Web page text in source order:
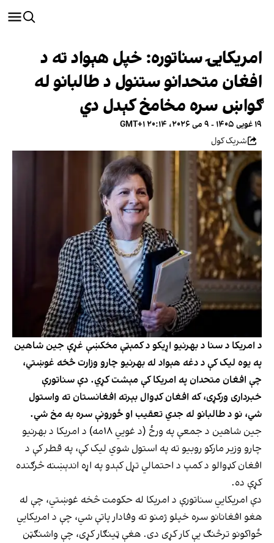
امریکایۍ سناتوره: خپل هېواد ته د
افغان متحدانو ستنول د طالبانو له
ګواښ سره مخامخ کېدل دي
۱۹ غویی ۱۴۰۵ - ۹ می ۲۰۲۶، ۲۰:۱۴ GMT+۱
شریک کول
د امریکا د سنا د بهرنیو اړیکو د کمېټې مخکښې غړې جین شاهین
په یوه لیک کې د دغه هېواد له بهرنیو چارو وزارت څخه غوښتي،
چې افغان متحدان په امریکا کې مېشت کړي. دې سناتورې
خبرداری ورکړی، که افغان کډوال بېرته افغانستان ته واستول
شي، نو د طالبانو له جدي تعقیب او ځورونې سره به مخ شي.
جین شاهین د جمعې په ورځ (د غویي ۱۸مه) د امریکا د بهرنیو
چارو وزیر مارکو روبیو ته په استول شوي لیک کې، په قطر کې د
افغان کډوالو د کمپ د احتمالي تړل کېدو په اړه اندېښنه څرګنده
کړې ده.
دې امریکايي سناتورې د امریکا له حکومت څخه غوښتي، چې له
هغو افغانانو سره خپلو ژمنو ته وفادار پاتې شي، چې د امریکايي
ځواکونو ترڅنګ یې کار کړی دی. هغې ټینګار کړی، چې واشنګټن